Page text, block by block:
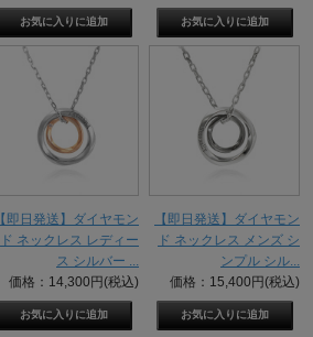
【即日発送】ダイヤモン
ド ネックレス レディー
ス シルバー ...
価格：14,300円(税込)
【即日発送】ダイヤモン
ド ネックレス メンズ シ
ンプル シル...
価格：15,400円(税込)